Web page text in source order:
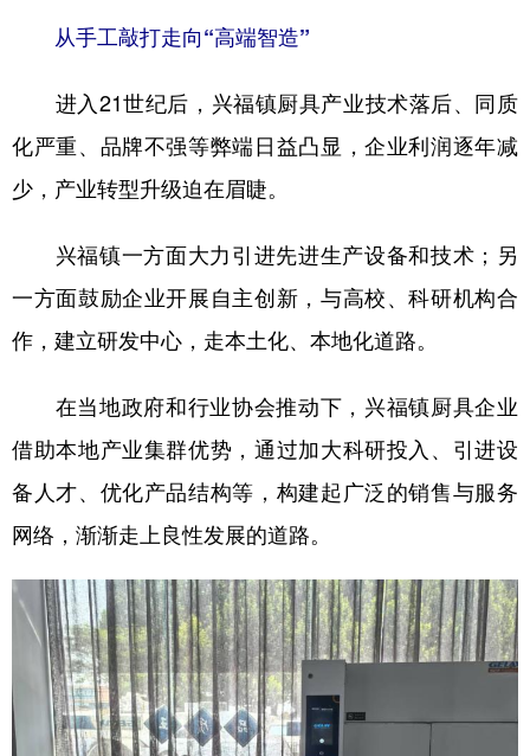
从手工敲打走向“高端智造”
进入21世纪后，兴福镇厨具产业技术落后、同质
化严重、品牌不强等弊端日益凸显，企业利润逐年减
少，产业转型升级迫在眉睫。
兴福镇一方面大力引进先进生产设备和技术；另
一方面鼓励企业开展自主创新，与高校、科研机构合
作，建立研发中心，走本土化、本地化道路。
在当地政府和行业协会推动下，兴福镇厨具企业
借助本地产业集群优势，通过加大科研投入、引进设
备人才、优化产品结构等，构建起广泛的销售与服务
网络，渐渐走上良性发展的道路。